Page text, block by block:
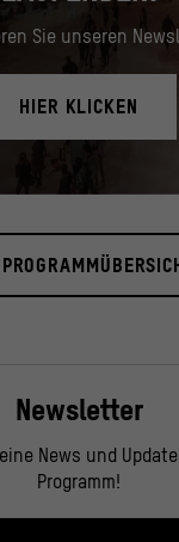
Sie unseren
HIER KLICKEN
Newsletter
News und
Programm!